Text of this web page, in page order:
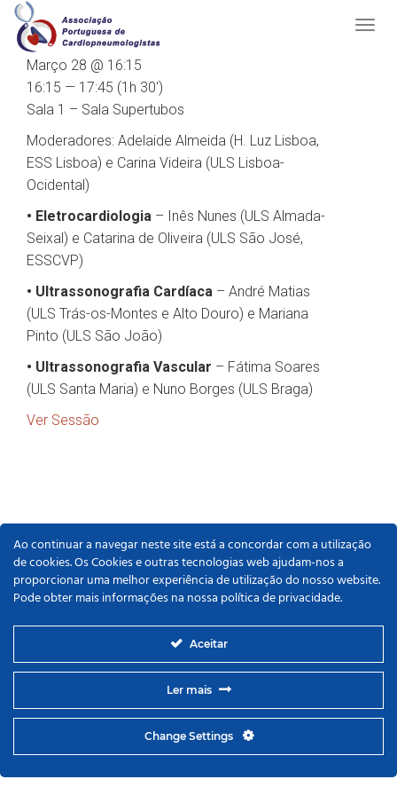
Moderadores: Adelaide Almeida (H. Luz Lisboa,
ESS Lisboa) e Carina Videira (ULS Lisboa-
Ocidental)
• Eletrocardiologia – Inês Nunes (ULS Almada-
Seixal) e Catarina de Oliveira (ULS São José,
ESSCVP)
• Ultrassonografia Cardíaca – André Matias
(ULS Trás-os-Montes e Alto Douro) e Mariana
Pinto (ULS São João)
• Ultrassonografia Vascular – Fátima Soares
(ULS Santa Maria) e Nuno Borges (ULS Braga)
Ver Sessão
Março 28 @ 16:15
16:15 — 17:45 (1h 30′)
Sala 1 – Sala Supertubos
Ao continuar a navegar neste site está a concordar com a utilização
de cookies. Os Cookies e outras tecnologias web ajudam-nos a
proporcionar uma melhor experiência de utilização do nosso website.
Pode obter mais informações na nossa política de privacidade.
Aceitar
Ler mais
Change Settings